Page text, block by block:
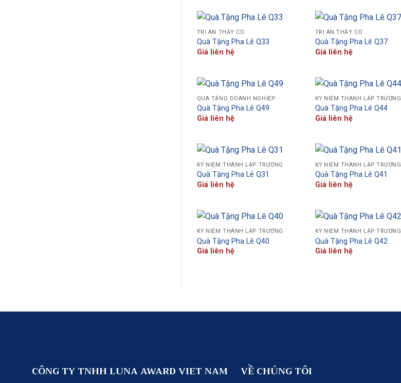
TRI ÂN THẦY CÔ
Quà Tặng Pha Lê Q33
Giá liên hệ
TRI ÂN THẦY CÔ
Quà Tặng Pha Lê Q37
Giá liên hệ
QUÀ TẶNG DOANH NGHIỆP
Quà Tặng Pha Lê Q49
Giá liên hệ
KỶ NIỆM THÀNH LẬP TRƯỜNG
Quà Tặng Pha Lê Q44
Giá liên hệ
KỶ NIỆM THÀNH LẬP TRƯỜNG
Quà Tặng Pha Lê Q31
Giá liên hệ
KỶ NIỆM THÀNH LẬP TRƯỜNG
Quà Tặng Pha Lê Q41
Giá liên hệ
KỶ NIỆM THÀNH LẬP TRƯỜNG
Quà Tặng Pha Lê Q40
Giá liên hệ
KỶ NIỆM THÀNH LẬP TRƯỜNG
Quà Tặng Pha Lê Q42
Giá liên hệ
CÔNG TY TNHH LUNA AWARD VIET NAM VỀ CHÚNG TÔI